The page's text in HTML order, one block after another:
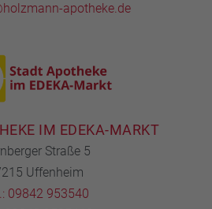
apotheke.de
IM EDEKA-MARKT
Straße 5
Uffenheim
09842 953540